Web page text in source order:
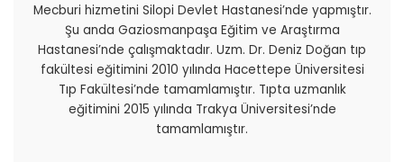
Mecburi hizmetini Silopi Devlet Hastanesi’nde yapmıştır.
Şu anda Gaziosmanpaşa Eğitim ve Araştırma
Hastanesi’nde çalışmaktadır. Uzm. Dr. Deniz Doğan tıp
fakültesi eğitimini 2010 yılında Hacettepe Üniversitesi
Tıp Fakültesi’nde tamamlamıştır. Tıpta uzmanlık
eğitimini 2015 yılında Trakya Üniversitesi’nde
tamamlamıştır.